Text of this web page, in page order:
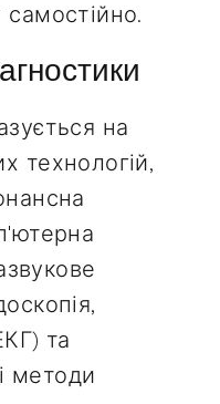
на
технологій,
та
методи